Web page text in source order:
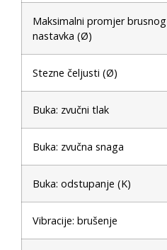
Maksimalni promjer brusnog
nastavka (Ø)
Stezne čeljusti (Ø)
Buka: zvučni tlak
Buka: zvučna snaga
Buka: odstupanje (K)
Vibracije: brušenje